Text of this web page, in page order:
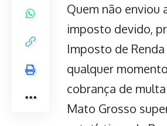
Quem não enviou
imposto devido,
Imposto de
qualquer
cobrança de
Mato Grosso